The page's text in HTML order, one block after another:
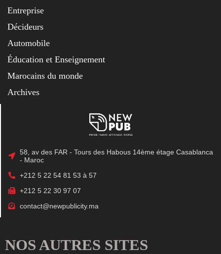
Entreprise
Décideurs
Automobile
Éducation et Enseignement
Marocains du monde
Archives
58, av des FAR - Tours des Habous 14ème étage Casablanca
- Maroc
+212 5 22 54 81 53 à 57
+212 5 22 30 97 07
contact@newpublicity.ma
NOS AUTRES SITES